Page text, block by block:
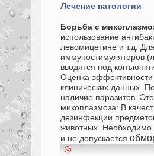
Лечение патологии
Борьба с
использование
левомицетине и т.д.
иммуностимуляторов
вводятся под
Оценка эффективности
клинических данных.
наличие паразитов.
микоплазмоза: В
дезинфекции
животных. Необходимо
и не допускается